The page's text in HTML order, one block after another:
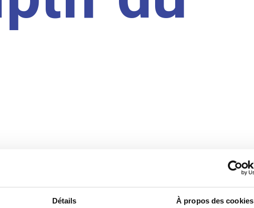
Détails À propos des cookies